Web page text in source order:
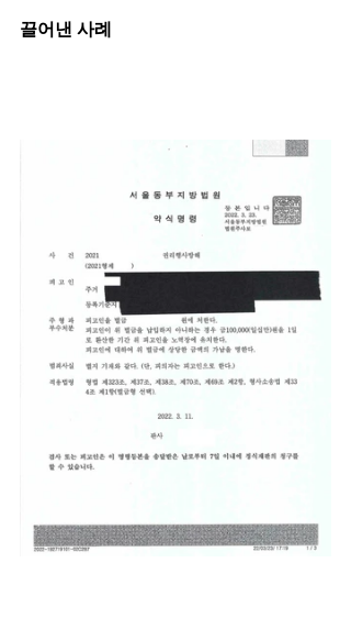
끌어낸 사례